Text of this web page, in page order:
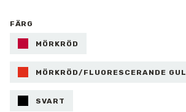
FÄRG
MÖRKRÖD
MÖRKRÖD/FLUORESCERANDE GUL
SVART